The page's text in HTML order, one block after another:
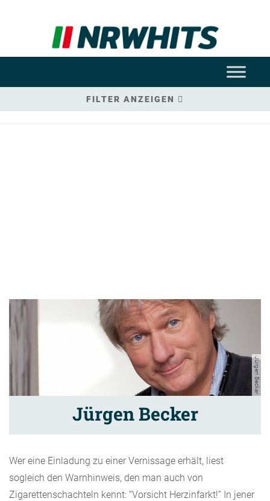
FILTER ANZEIGEN
Jürgen Becker
Jürgen Becker
Wer eine Einladung zu einer Vernissage erhält, liest
sogleich den Warnhinweis, den man auch von
Zigarettenschachteln kennt: “Vorsicht Herzinfarkt!” In jener